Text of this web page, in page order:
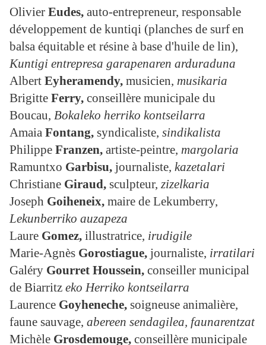
Olivier Eudes, auto-entrepreneur, responsable
développement de kuntiqi (planches de surfen
balsa équitable et résine à base d'huile de lin),
Kuntigi entrepresa garapenaren arduraduna
Albert Eyheramendy, musicien, musikaria
Brigitte Ferry, conseillère municipale du
Boucau, Bokaleko herriko kontseilarra
Amaia Fontang, syndicaliste, sindikalista
Philippe Franzen, artiste-peintre, margolaria
Ramuntxo Garbisu, journaliste, kazetalari
Christiane Giraud, sculpteur, zizelkaria
Joseph Goiheneix, maire de Lekumberry,
Lekunberriko auzapeza
Laure Gomez, illustratrice, irudigile
Marie-Agnès Gorostiague, journaliste, irratilari
Galéry Gourret Houssein, conseiller municipal
de Biarritz eko Herriko kontseilarra
Laurence Goyheneche, soigneuse animalière,
faune sauvage, abereen sendagilea, faunarentzat
Michèle Grosdemouge, conseillère municipale